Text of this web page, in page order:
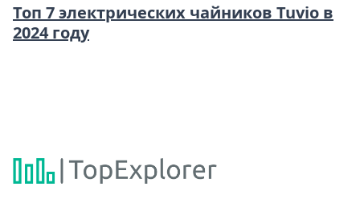
Топ 7 электрических чайников Tuvio в
2024 году